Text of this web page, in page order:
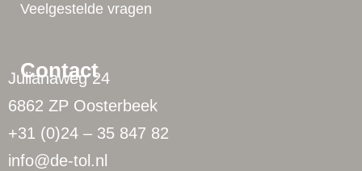
Contact
Julianaweg 24
6862 ZP Oosterbeek
+31 (0)24 – 35 847 82
info@de-tol.nl
Veelgestelde vragen